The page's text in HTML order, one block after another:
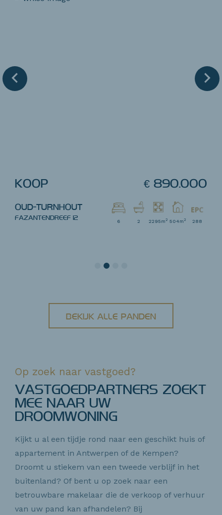
KOOP € 890.000
OUD-TURNHOUT
FAZANTENDREEF 12
6 2 2295m2 504m2 288
BEKIJK ALLE PANDEN
Op zoek naar vastgoed?
VASTGOEDPARTNERS ZOEKT
MEE NAAR UW
DROOMWONING
Kijkt u al een tijdje rond naar een geschikt huis of
appartement in Antwerpen of de Kempen?
Droomt u stiekem van een tweede verblijf in het
buitenland? Of bent u op zoek naar een
betrouwbare makelaar die de verkoop of verhuur
van uw pand kan afhandelen? Bij